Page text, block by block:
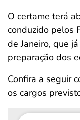
O certame terá
conduzido pelos
de Janeiro, que
preparação dos
Confira a seguir
os cargos